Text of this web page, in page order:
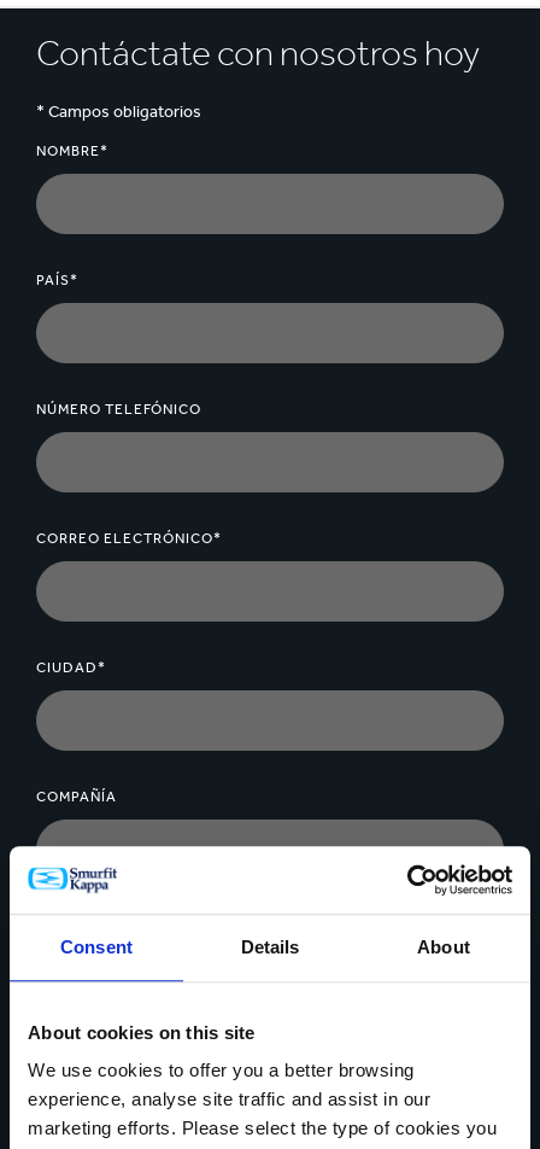
Consent Details About
About cookies on this site
We use cookies to offer you a better browsing
experience, analyse site traffic and assist in our
marketing efforts. Please select the type of cookies you
capacidad de impresión.
Contáctate con nosotros hoy
* Campos obligatorios
NOMBRE*
PAÍS*
NÚMERO TELEFÓNICO
CORREO ELECTRÓNICO*
CIUDAD*
COMPAÑÍA